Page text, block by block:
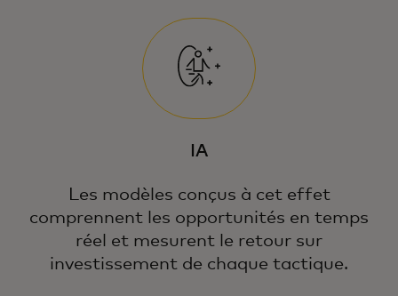
IA
Les modèles conçus à cet effet
comprennent les opportunités en temps
réel et mesurent le retour sur
investissement de chaque tactique.